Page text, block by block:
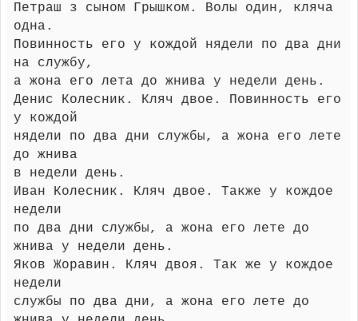
Петраш з сыном Грышком. Волы один, кляча
одна.
Повинность его у кождой нядели по два дни
на службу,
а жона его лета до жнива у недели день.
Денис Колесник. Кляч двое. Повинность его
у кождой
нядели по два дни службы, а жона его лете
до жнива
в недели день.
Иван Колесник. Кляч двое. Также у кождое
недели
по два дни службы, а жона его лете до
жнива у недели день.
Яков Жоравин. Кляч двоя. Так же у кождое
недели
службы по два дни, а жона его лете до